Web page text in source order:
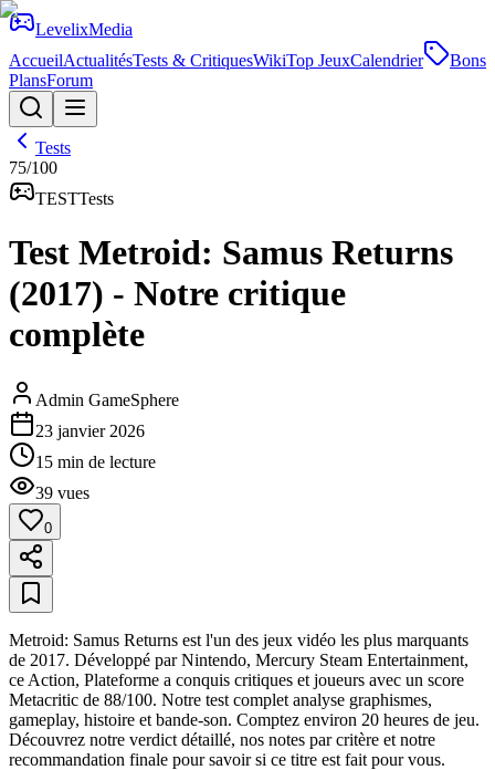
LevelixMedia
AccueilActualitésTests & CritiquesWikiTop JeuxCalendrier
Bons
PlansForum
Tests
75/100
TESTTests
Test Metroid: Samus Returns
(2017) - Notre critique
complète
Admin GameSphere
23 janvier 2026
15 min de lecture
39 vues
0
Metroid: Samus Returns est l'un des jeux vidéo les plus marquants
de 2017. Développé par Nintendo, Mercury Steam Entertainment,
ce Action, Plateforme a conquis critiques et joueurs avec un score
Metacritic de 88/100. Notre test complet analyse graphismes,
gameplay, histoire et bande-son. Comptez environ 20 heures de jeu.
Découvrez notre verdict détaillé, nos notes par critère et notre
recommandation finale pour savoir si ce titre est fait pour vous.